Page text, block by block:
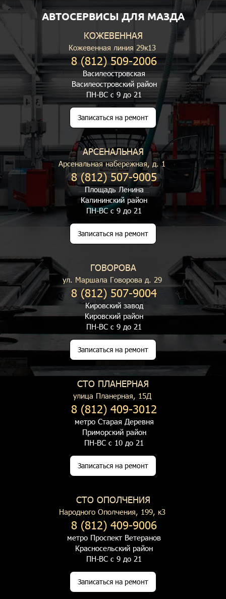
АВТОСЕРВИСЫ ДЛЯ МАЗДА
КОЖЕВЕННАЯ
Кожевенная линия 29к13
8 (812) 509-2006
Василеостровская
Василеостровский район
ПН-ВС с 9 до 21
Записаться на ремонт
АРСЕНАЛЬНАЯ
Арсенальная набережная, д. 1
8 (812) 507-9005
Площадь Ленина
Калининский район
ПН-ВС с 9 до 21
Записаться на ремонт
ГОВОРОВА
ул. Маршала Говорова д. 29
8 (812) 507-9004
Кировский завод
Кировский район
ПН-ВС с 9 до 21
Записаться на ремонт
СТО ПЛАНЕРНАЯ
улица Планерная, 15Д
8 (812) 409-3012
метро Старая Деревня
Приморский район
ПН-ВС с 10 до 21
Записаться на ремонт
СТО ОПОЛЧЕНИЯ
Народного Ополчения, 199, к3
8 (812) 409-9006
метро Проспект Ветеранов
Красносельский район
ПН-ВС с 9 до 21
Записаться на ремонт